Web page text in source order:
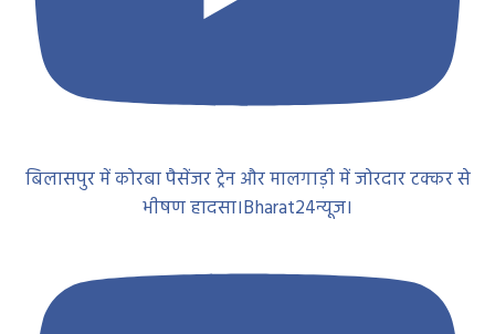
बिलासपुर में कोरबा पैसेंजर ट्रेन और मालगाड़ी में जोरदार टक्कर से
भीषण हादसा।Bharat24न्यूज।